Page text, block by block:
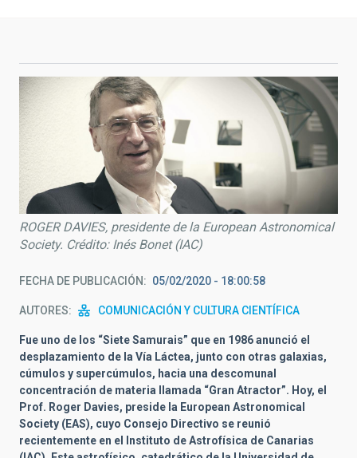
ROGER DAVIES, presidente de la European Astronomical
Society. Crédito: Inés Bonet (IAC)
FECHA DE PUBLICACIÓN 05/02/2020 - 18:00:58
AUTORES COMUNICACIÓN Y CULTURA CIENTÍFICA
Fue uno de los “Siete Samurais” que en 1986 anunció el
desplazamiento de la Vía Láctea, junto con otras galaxias,
cúmulos y supercúmulos, hacia una descomunal
concentración de materia llamada “Gran Atractor”. Hoy, el
Prof. Roger Davies, preside la European Astronomical
Society (EAS), cuyo Consejo Directivo se reunió
recientemente en el Instituto de Astrofísica de Canarias